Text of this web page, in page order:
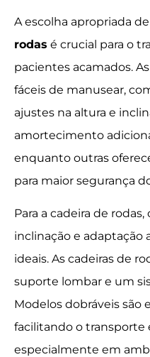
A escolha apropriada
rodas é crucial para o
pacientes acamados.
fáceis de manusear,
ajustes na altura e
amortecimento
enquanto outras
para maior segurança
Para a cadeira de
inclinação e adaptação
ideais. As cadeiras de
suporte lombar e um
Modelos dobráveis são
facilitando o transporte
especialmente em